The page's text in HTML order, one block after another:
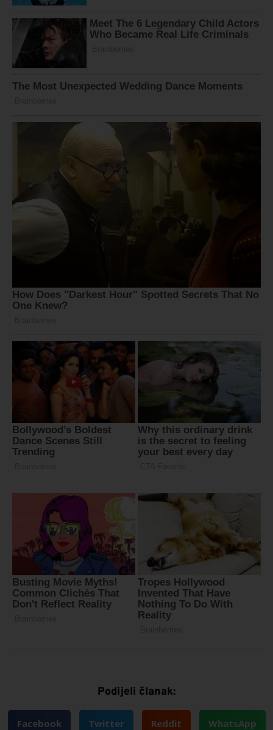
Podijeli članak:
Facebook Twitter Reddit WhatsApp